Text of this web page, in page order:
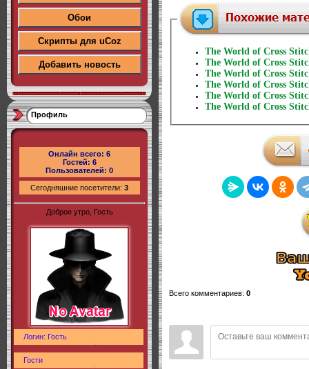
Обои
Скрипты для uCoz
Добавить новость
Профиль
Онлайн всего: 6
Гостей: 6
Пользователей: 0
Сегодняшние посетители: 3
Доброе утро, Гость
Логин: Гость
Гости
The World of Cross
The World of Cross
The World of Cross
The World of Cross
The World of Cross
The World of Cross
Всего комментариев: 0